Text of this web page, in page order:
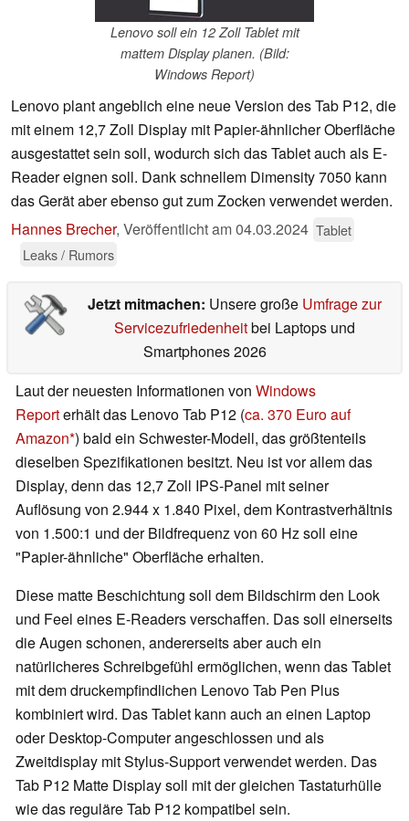
Lenovo soll ein 12 Zoll Tablet mit
mattem Display planen. (Bild:
Windows Report)
Lenovo plant angeblich eine neue Version des Tab P12, die
mit einem 12,7 Zoll Display mit Papier-ähnlicher Oberfläche
ausgestattet sein soll, wodurch sich das Tablet auch als E-
Reader eignen soll. Dank schnellem Dimensity 7050 kann
das Gerät aber ebenso gut zum Zocken verwendet werden.
Hannes Brecher, Veröffentlicht am04.03.2024 Tablet
Leaks / Rumors
Jetzt mitmachen: Unsere große Umfrage zur
Servicezufriedenheitbei Laptops und
Smartphones 2026
Laut der neuesten Informationen von Windows
Reporterhält das Lenovo Tab P12 (ca. 370 Euro auf
Amazon ) bald ein Schwester-Modell, das größtenteils
dieselben Spezifikationen besitzt. Neu ist vor allem das
Display, denn das 12,7 Zoll IPS-Panel mit seiner
Auflösung von 2.944 x 1.840 Pixel, dem Kontrastverhältnis
von 1.500:1 und der Bildfrequenz von 60 Hz soll eine
"Papier-ähnliche" Oberfläche erhalten.
Diese matte Beschichtung soll dem Bildschirm den Look
und Feel eines E-Readers verschaffen. Das soll einerseits
die Augen schonen, andererseits aber auch ein
natürlicheres Schreibgefühl ermöglichen, wenn das Tablet
mit dem druckempfindlichen Lenovo Tab Pen Plus
kombiniert wird. Das Tablet kann auch an einen Laptop
oder Desktop-Computer angeschlossen und als
Zweitdisplay mit Stylus-Support verwendet werden. Das
Tab P12 Matte Display soll mit der gleichen Tastaturhülle
wie das reguläre Tab P12 kompatibel sein.